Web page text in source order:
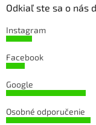
Odkiaľ ste sa o nás
Instagram
Facebook
Google
Osobné odporučenie